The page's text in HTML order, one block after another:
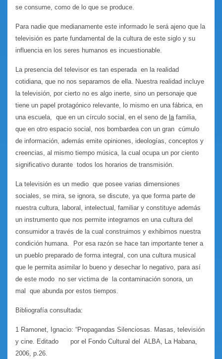
se consume, como de lo que se produce.
Para nadie que medianamente este informado le será ajeno que la
televisión es parte fundamental de la cultura de este siglo y su
influencia en los seres humanos es incuestionable.
La presencia del televisor es tan esperada en la realidad
cotidiana, que no nos separamos de ella. Nuestra realidad incluye
la televisión, por cierto no es algo inerte, sino un personaje que
tiene un papel protagónico relevante, lo mismo en una fábrica, en
una escuela, que en un círculo social, en el seno de lafamilia,
que en otro espacio social, nos bombardea con un gran cúmulo
de información, además emite opiniones, ideologías, conceptos y
creencias, al mismo tiempo música, la cual ocupa un por ciento
significativo durante todos los horarios de transmisión.
La televisión es un medio que posee varias dimensiones
sociales, se mira, se ignora, se discute, ya que forma parte de
nuestra cultura, laboral, intelectual, familiar y constituye además
un instrumento que nos permite integrarnos en una cultura del
consumidor a través de la cual construimos y exhibimos nuestra
condición humana. Por esa razón se hace tan importante tener a
un pueblo preparado de forma integral, con una cultura musical
que le permita asimilar lo bueno y desechar lo negativo, para así
de este modo no ser victima de la contaminación sonora, un
mal que abunda por estos tiempos.
Bibliografía consultada:
1 Ramonet, Ignacio: “Propagandas Silenciosas. Masas, televisión
y cine. Editado por el Fondo Cultural del ALBA, La Habana,
2006, p.26.